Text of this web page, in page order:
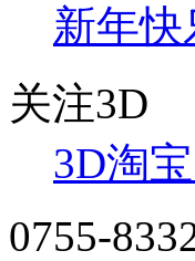
新年快
关注3D
3D淘
0755-